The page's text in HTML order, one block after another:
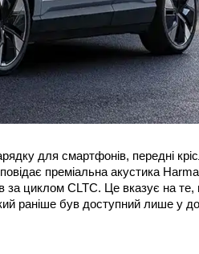
для смартфонів, передні
преміальна акустика
за циклом CLTC. Це вказує на
раніше був доступний лише у